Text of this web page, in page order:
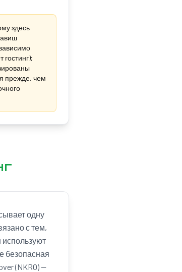
здесь
прежде, чем
одну
с тем,
безопасная
(NKRO) —